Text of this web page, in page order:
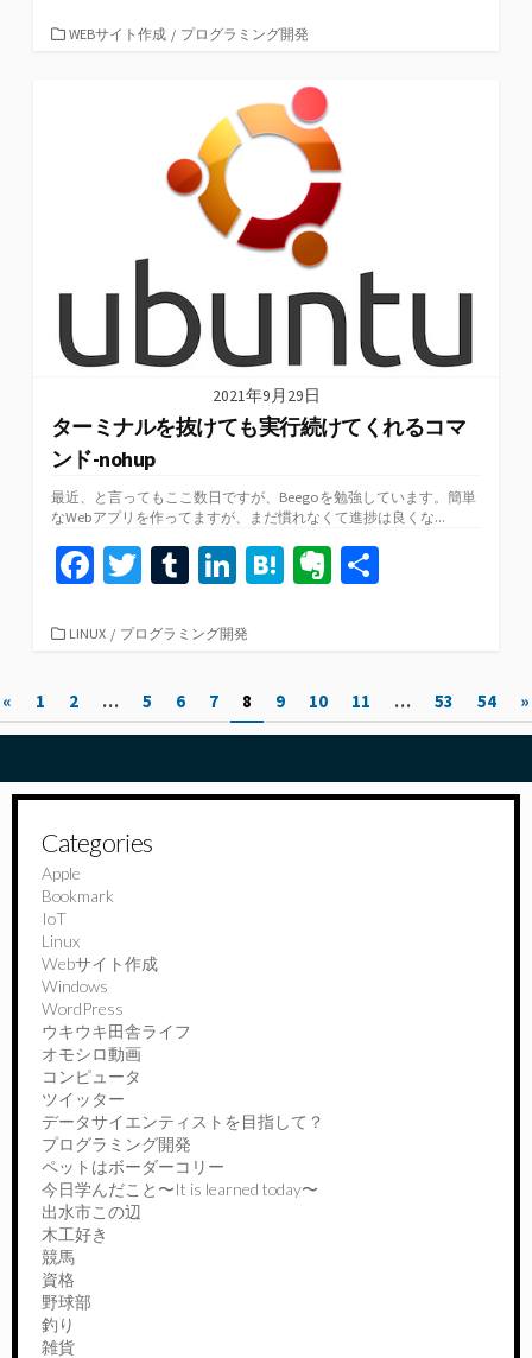
b tt m ke
n
e
n
a
カWEBサイト作成 / プログラミング開発
2021年9月29日
ターミナルを抜けても実行続けてくれるコマ
ンド-nohup
最近、と言ってもここ数日ですが、Beegoを勉強しています。簡単
なWebアプリを作ってますが、まだ慣れなくて進捗は良くな...
Fa
b
o
T
tt
T
m
r
Li
ke
n
H
a
Ev
e
カ
リ
ー
LINUX / プログラミング開発
投
稿
の
ー
ジ
送
り
« 1 2 … 5 6 7 8 9 10 11 … 53 54 »
Categories
Apple
Bookmark
IoT
Linux
Webサイト作成
Windows
WordPress
ウキウキ田舎ライフ
オモシロ動画
コンピュータ
ツイッター
データサイエンティストを目指して？
プログラミング開発
ペットはボーダーコリー
今日学んだこと〜It is learned today〜
出水市この辺
木工好き
競馬
資格
野球部
釣り
雑貨